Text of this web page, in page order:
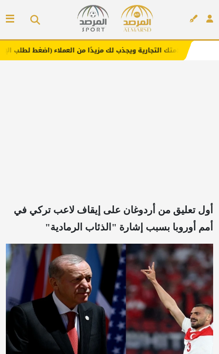
ويجذب لك مزيدًا من العملاء (اضغط لطلب الإعلان)
أول تعليق من أردوغان على إيقاف لاعب تركي في
أمم أوروبا بسبب إشارة "الذئاب الرمادية"